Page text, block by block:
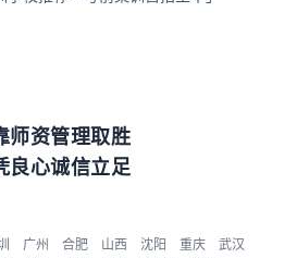
师资管理取胜
良心诚信立足
广州 合肥 山西 沈阳 重庆
武汉